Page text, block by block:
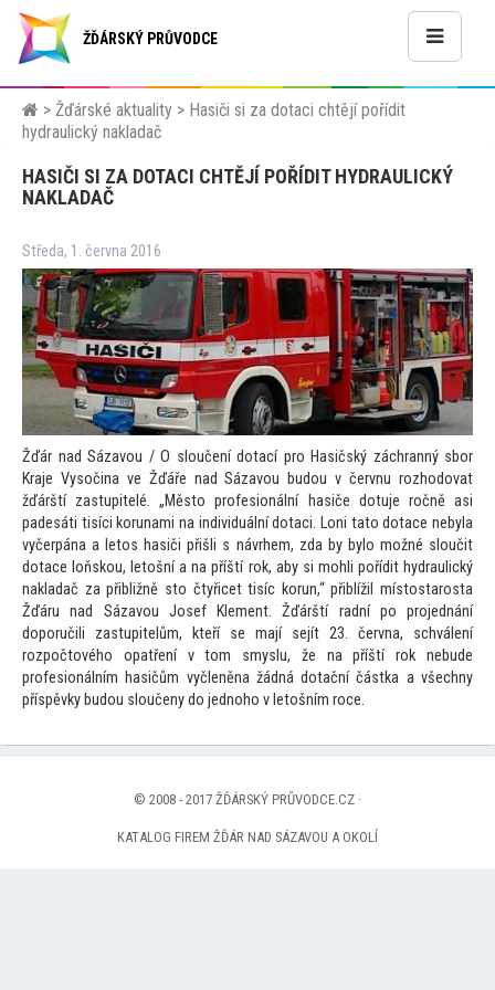
ŽĎÁRSKÝ PRŮVODCE
> Žďárské aktuality > Hasiči si za dotaci chtějí pořídit
hydraulický nakladač
HASIČI SI ZA DOTACI CHTĚJÍ POŘÍDIT HYDRAULICKÝ
NAKLADAČ
Středa, 1. června 2016
Žďár nad Sázavou / O sloučení dotací pro Hasičský záchranný sbor
Kraje Vysočina ve Žďáře nad Sázavou budou v červnu rozhodovat
žďárští zastupitelé. „Město profesionální hasiče dotuje ročně asi
padesáti tisíci korunami na individuální dotaci. Loni tato dotace nebyla
vyčerpána a letos hasiči přišli s návrhem, zda by bylo možné sloučit
dotace loňskou, letošní a na příští rok, aby si mohli pořídit hydraulický
nakladač za přibližně sto čtyřicet tisíc korun,“ přiblížil místostarosta
Žďáru nad Sázavou Josef Klement. Žďárští radní po projednání
doporučili zastupitelům, kteří se mají sejít 23. června, schválení
rozpočtového opatření vtom smyslu, že na příští rok nebude
profesionálním hasičům vyčleněna žádná dotační částka a všechny
příspěvky budou sloučeny do jednoho v letošním roce.
© 2008 - 2017 ŽĎÁRSKÝ PRŮVODCE.CZ ·
KATALOG FIREM ŽĎÁR NAD SÁZAVOU A OKOLÍ